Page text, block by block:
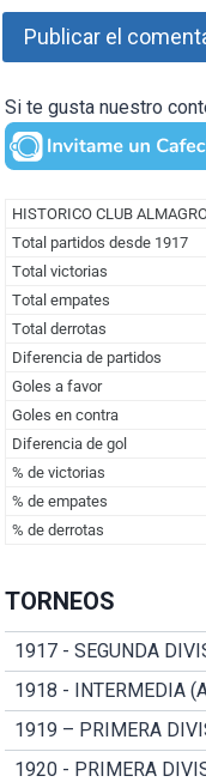
Si te gusta nuestro
TORNEOS
1917 - SEGUNDA
1918 - INTERMEDIA
1919 – PRIMERA
1920 - PRIMERA